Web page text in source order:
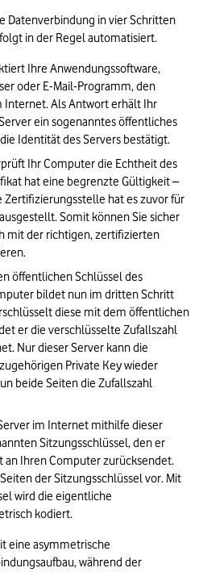
Datenverbindung in vier Schritten
in der Regel automatisiert.
Ihre Anwendungssoftware,
oder E-Mail-Programm, den
Internet. Als Antwort erhält Ihr
die Identität des Servers bestätigt.
Ihr Computer die Echtheit des
hat eine begrenzte Gültigkeit –
Zertifizierungsstelle hat es zuvor für
Somit können Sie sicher
mit der richtigen, zertifizierten
öffentlichen Schlüssel des
bildet nun im dritten Schritt
diese mit dem öffentlichen
er die verschlüsselte Zufallszahl
Nur dieser Server kann die
Private Key wieder
beide Seiten die Zufallszahl
im Internet mithilfe dieser
Sitzungsschlüssel, den er
an Ihren Computer zurücksendet.
der Sitzungsschlüssel vor. Mit
wird die eigentliche
kodiert.
eine asymmetrische
während der